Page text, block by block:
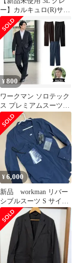
ー】カルキュロ(R)サマ
ージャケット&パンツ
¥800
ワークマン ソロテック
ス プレミアムスーツパ
ンツ ブラック 3L
¥6,000
新品 workman リバー
シブルスーツ S サイ
ズ 紺、黒2セット 4
点